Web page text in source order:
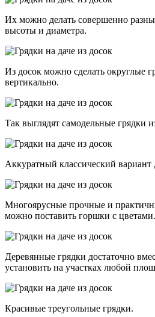
Их можно делать совершенно
высоты и диаметра.
Из досок можно сделать округлые
вертикально.
Так выглядят самодельные грядки
Аккуратный классический вариант
Многоярусные прочные и
можно поставить горшки с цветами.
Деревянные грядки достаточно
установить на участках любой
Красивые треугольные грядки.